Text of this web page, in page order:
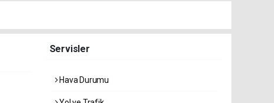
Servisler
Hava Durumu